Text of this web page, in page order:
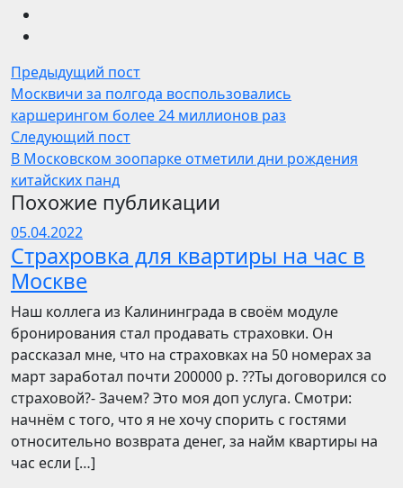
Предыдущий пост
Москвичи за полгода воспользовались
каршерингом более 24 миллионов раз
Следующий пост
В Московском зоопарке отметили дни рождения
китайских панд
Похожие публикации
05.04.2022
Страхровка для квартиры на час в
Москве
Наш коллега из Калининграда в своём модуле
бронирования стал продавать страховки. Он
рассказал мне, что на страховках на 50 номерах за
март заработал почти 200000 р. ??Ты договорился со
страховой?- Зачем? Это моя доп услуга. Смотри:
начнём с того, что я не хочу спорить с гостями
относительно возврата денег, за найм квартиры на
час если […]